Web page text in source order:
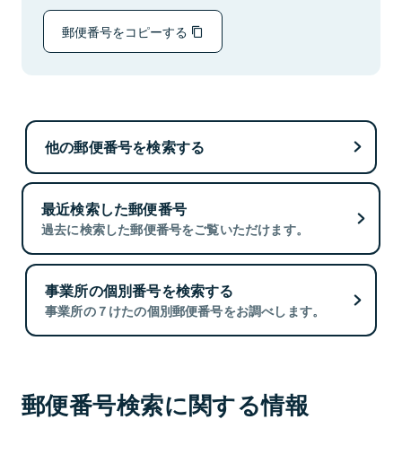
郵便番号をコピーする
他の郵便番号を検索する
最近検索した郵便番号
過去に検索した郵便番号をご覧いただけます。
事業所の個別番号を検索する
事業所の７けたの個別郵便番号をお調べします。
郵便番号検索に関する情報